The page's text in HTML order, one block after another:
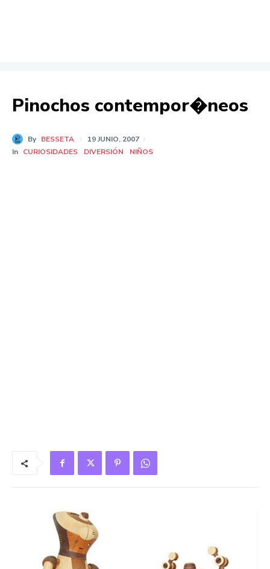
Pinochos contempor�neos
By BESSETA
19 JUNIO, 2007
In CURIOSIDADES DIVERSIÓN NIÑOS